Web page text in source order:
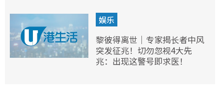
娱乐
黎彼得离世｜专家揭长者中风
突发征兆！切勿忽视4大先
兆：出现这警号即求医！